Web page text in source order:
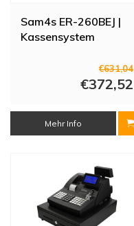
Sam4s ER-260BEJ |
Kassensystem
€631,04
€372,52
Mehr Info